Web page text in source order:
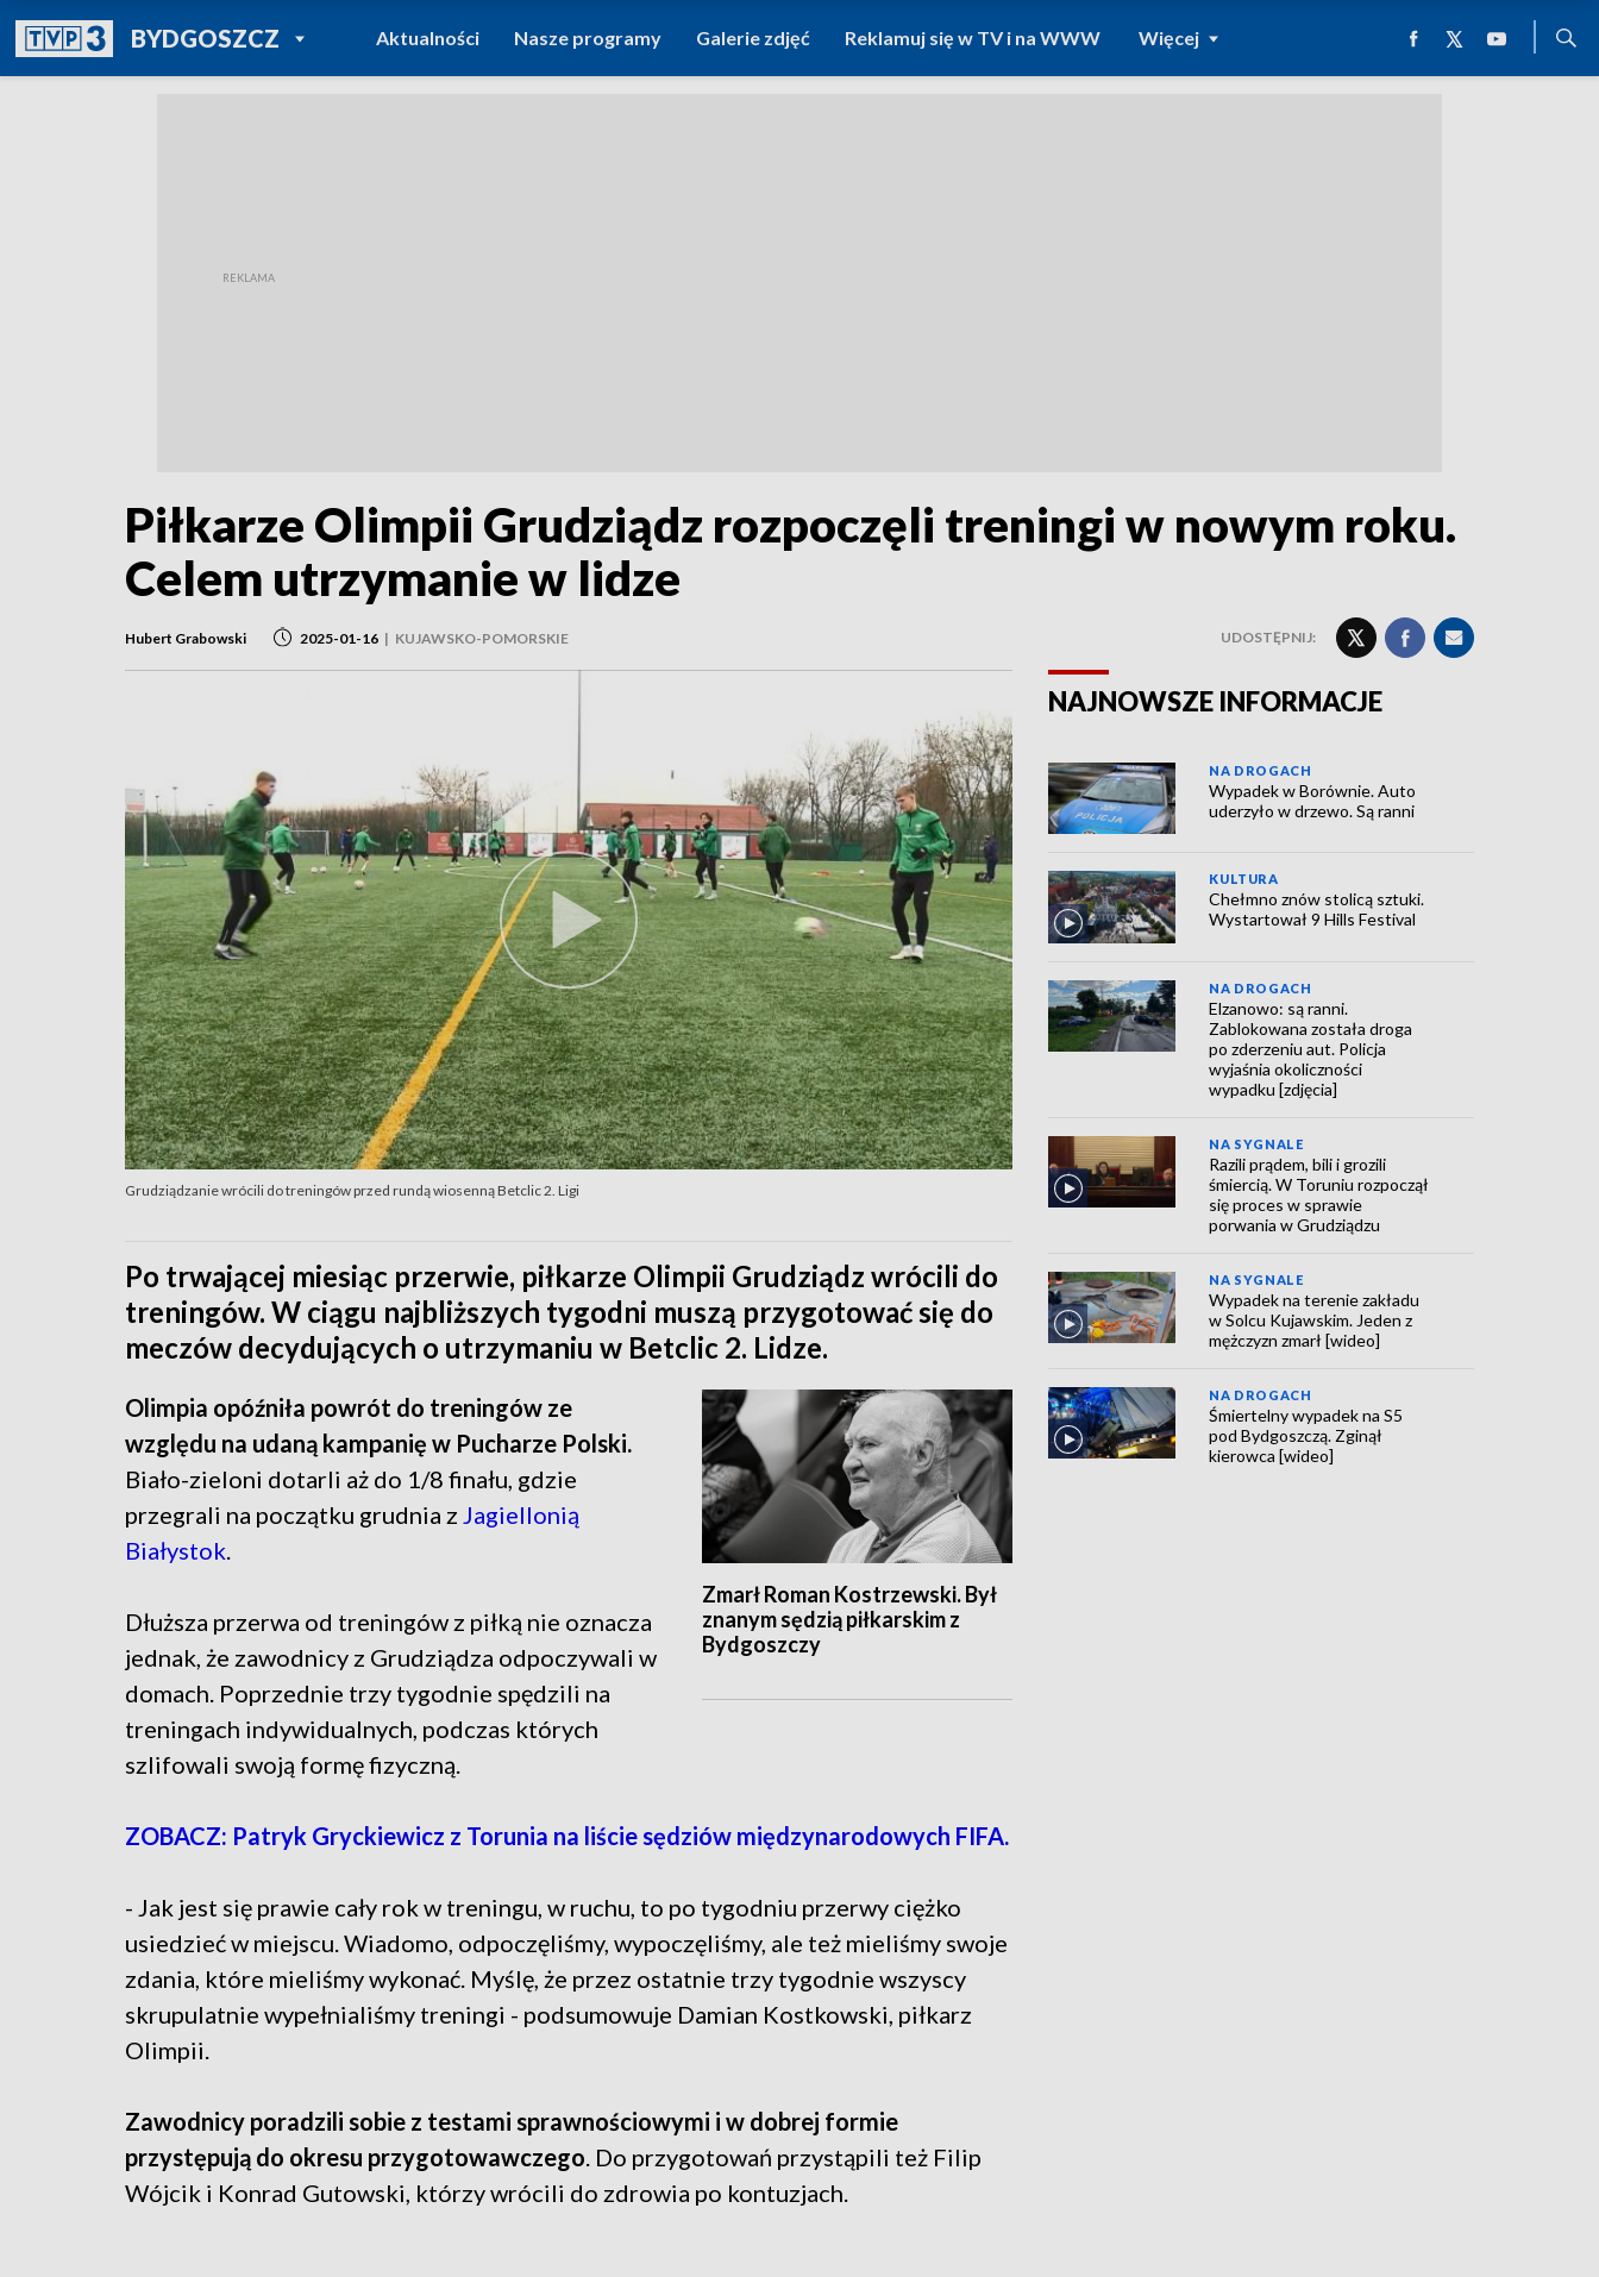
BYDGOSZCZPOWRÓT DO
TVP REGIONY
Aktualności Nasze programy Galerie zdjęć Reklamuj się w TV i na WWW Więcej
Piłkarze Olimpii Grudziądz rozpoczęli treningi w nowym roku.
Celem utrzymanie w lidze
Hubert Grabowski 2025-01-16 | KUJAWSKO-POMORSKIE UDOSTĘPNIJ:
Grudziądzanie wrócili do treningów przed rundą wiosenną Betclic 2. Ligi
Po trwającej miesiąc przerwie, piłkarze Olimpii Grudziądz wrócili do
treningów. W ciągu najbliższych tygodni muszą przygotować się do
meczów decydujących o utrzymaniu w Betclic 2. Lidze.
Zmarł Roman Kostrzewski. Był
znanym sędzią piłkarskim z
Bydgoszczy
Olimpia opóźniła powrót do treningów ze
względu na udaną kampanię w Pucharze Polski.
Biało-zieloni dotarli aż do 1/8 finału, gdzie
przegrali na początku grudnia z Jagiellonią
Białystok
Dłuższa przerwa od treningów z piłką nie oznacza
jednak, że zawodnicy z Grudziądza odpoczywali w
domach. Poprzednie trzy tygodnie spędzili na
treningach indywidualnych, podczas których
szlifowali swoją formę fizyczną.
ZOBACZ: Patryk Gryckiewicz z Torunia na liście sędziów międzynarodowych FIFA.
- Jak jest się prawie cały rok w treningu, w ruchu, to po tygodniu przerwy ciężko
usiedzieć w miejscu. Wiadomo, odpoczęliśmy, wypoczęliśmy, ale też mieliśmy swoje
zdania, które mieliśmy wykonać. Myślę, że przez ostatnie trzy tygodnie wszyscy
skrupulatnie wypełnialiśmy treningi - podsumowuje Damian Kostkowski, piłkarz
Olimpii.
Zawodnicy poradzili sobie z testami sprawnościowymi i w dobrej formie
przystępują do okresu przygotowawczego . Do przygotowań przystąpili też Filip
Wójcik i Konrad Gutowski, którzy wrócili do zdrowia po kontuzjach.
NAJNOWSZE INFORMACJE
NA DROGACH
Wypadek w Borównie. Auto
uderzyło w drzewo. Są ranni
KULTURA
Chełmno znów stolicą sztuki.
Wystartował 9 Hills Festival
NA DROGACH
Elzanowo: są ranni.
Zablokowana została droga
po zderzeniu aut. Policja
wyjaśnia okoliczności
wypadku [zdjęcia]
NA SYGNALE
Razili prądem, bili i grozili
śmiercią. W Toruniu rozpoczął
się proces w sprawie
porwania w Grudziądzu
NA SYGNALE
Wypadek na terenie zakładu
w Solcu Kujawskim. Jeden z
mężczyzn zmarł [wideo]
NA DROGACH
Śmiertelny wypadek na S5
pod Bydgoszczą. Zginął
kierowca [wideo]